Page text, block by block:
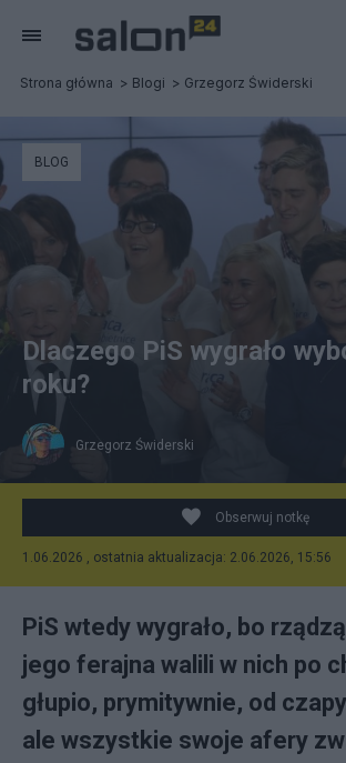
Strona główna Blogi Grzegorz Świderski
BLOG
Dlaczego PiS wygrało
roku?
Grzegorz Świderski
Obserwuj notkę
1.06.2026 , ostatnia aktualizacja: 2.06.2026, 15:56
PiS wte­dy wy­gra­ło, bo
je­go fe­raj­na wa­li­li w ni­ch po
głu­pio, pry­mi­tyw­nie, od
ale wszyst­kie swo­je afe­ry